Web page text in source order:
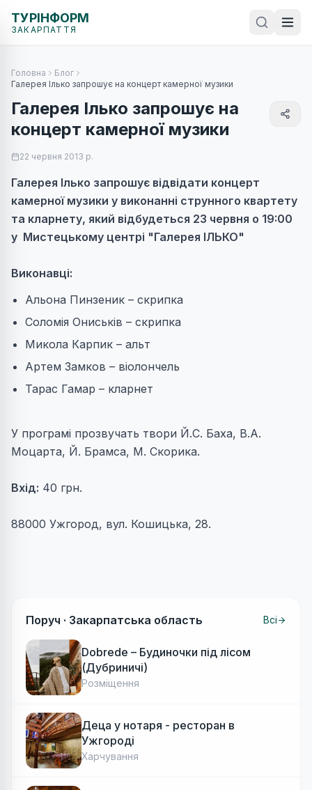
ТУРІНФОРМ
ЗАКАРПАТТЯ
Головна
Блог
Галерея Ілько запрошує на концерт камерної музики
Галерея Ілько запрошує на
концерт камерної музики
22 червня 2013 р.
Галерея Ілько запрошує відвідати концерт
камерної музики у виконанні струнного квартету
та кларнету, який відбудеться 23 червня о 19:00
у Мистецькому центрі "Галерея ІЛЬКО"
Виконавці:
Альона Пинзеник – скрипка
Соломія Ониськів – скрипка
Микола Карпик – альт
Артем Замков – віолончель
Тарас Гамар – кларнет
У програмі прозвучать твори Й.С. Баха, В.А.
Моцарта, Й. Брамса, М. Скорика.
Вхід: 40 грн.
88000 Ужгород, вул. Кошицька, 28.
Поруч · Закарпатська область Всі
Dobrede – Будиночки під лісом
(Дубриничі)
Розміщення
Деца у нотаря - ресторан в
Ужгороді
Харчування